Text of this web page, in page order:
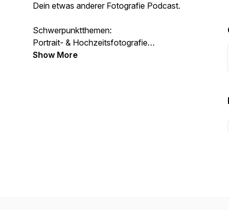
Dein etwas anderer Fotografie Podcast.
Schwerpunktthemen:
Portrait- & Hochzeitsfotografie
Landschaftsfotografie
Show More